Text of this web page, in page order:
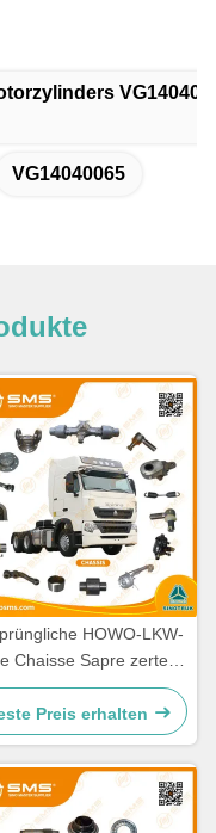
VG14040065
HOWO-LKW-
Chaisse Sapre zerteilt
Standardgröße
Preis erhalten